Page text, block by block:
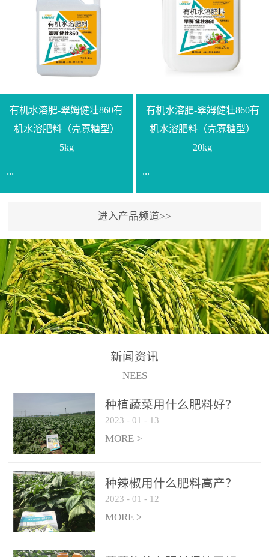
氮肥【产品形态】水剂
【产品规格】1000g【技术
指标】N≥330g/L【企业标
准】Q/LML O01-2022【使
用方法】1、飞防：每亩
复配其他农药、肥料并提
高药效，间隔2-3周，可连
释均匀喷施苗床;移栽前一
天，用同样方法再喷施一
次。移栽前使用，储存在
苗株体内，移栽后，逐步
释放并快速补充营养。3、
作为补氮肥使用：30-100
倍喷施，在开花前期、幼
果期及采摘后各施一次，
间隔2-3周喷施一次。4、
作为叶面肥喷施使用：稀
周喷施一次。5、冲施及滴
灌：亩用量2-3公斤，冲施
进水75%后再进肥效果更
佳。
【产品剂型】颗粒【产品
规格】20kg【技术指标】
有效活菌数≥10.0亿/克【增
效物质】有机质≥40%;小分
子有机碳≥23%;壳寡糖
底肥：亩用本品40kg-
100kg可替代有机肥，配合
与复合肥、水溶肥或细土
混均后沟施、穴施、撒施
均可。3、沟施穴施:幼树
环状沟施，每棵用150-
200g，成年树放射状沟
施，每棵用0.5kg-1kg，可
拌肥施，也可拌土施。4、
拌苗床土：每平方米苗床
土用本品1kg-2kg与苗床土
混匀后播种。5、园林盆
土用本品30g-50g追肥或作
底肥。
有机水溶肥-翠姆健壮860有
机水溶肥料（壳寡糖型）
5kg
...
【通用名称】有机水溶肥
料【产品剂型】水剂【产
品规格】5kg、20kg【技术
指标】有机质≥200g/L、
N+K2O70g/L、PH:6.5-
8.5、水不溶物≤50g/L【执
行标准】NY/T3831-
(2019)准字15306号【使用
灌及无土栽培和营养液的
配方施肥。1、苗期冲施、
滴灌:3-5kg/亩/次(45-75kg/
公顷/次)。2、花前花后或
生长前期︰冲施、滴灌2.5-
5kg/亩/次配合大量元素水
溶肥一起使用，花芽、花
苞饱满，座果率高。3、幼
有机水溶肥-翠姆健壮860有
机水溶肥料（壳寡糖型）
20kg
...
【通用名称】有机水溶肥
料【产品剂型】水剂【产
品规格】5kg、20kg【技术
指标】有机质≥200g/L、
N+K2O70g/L、PH:6.5-
8.5、水不溶物≤50g/L【执
行标准】NY/T3831-
(2019)准字15306号【使用
方法】适合于基施、追
灌及无土栽培和营养液的
配方施肥。1、苗期冲施、
5kg/亩/次配合大量元素水
进入产品频道>>
新闻资讯
NEES
种植蔬菜用什么肥料好？
2023 - 01 - 13
MORE >
种辣椒用什么肥料高产？
2023 - 01 - 12
MORE >